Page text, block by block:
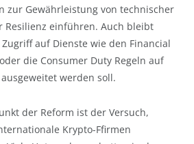
zur Gewährleistung von technischer
Resilienz einführen. Auch bleibt
auf Dienste wie den Financial
die Consumer Duty Regeln auf
werden soll.
der Reform ist der Versuch,
Krypto-Ffirmen